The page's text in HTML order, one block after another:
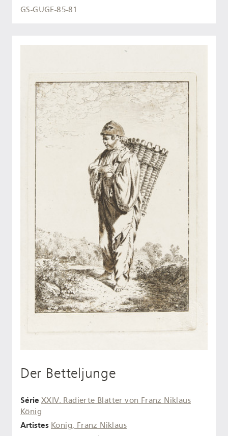
GS-GUGE-85-81
Der Betteljunge
Série XXIV. Radierte Blätter von Franz Niklaus
König
Artistes König, Franz Niklaus